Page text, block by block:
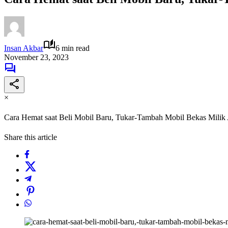
Insan Akbar
6 min read
November 23, 2023
×
Cara Hemat saat Beli Mobil Baru, Tukar-Tambah Mobil Bekas Milik
Share this article